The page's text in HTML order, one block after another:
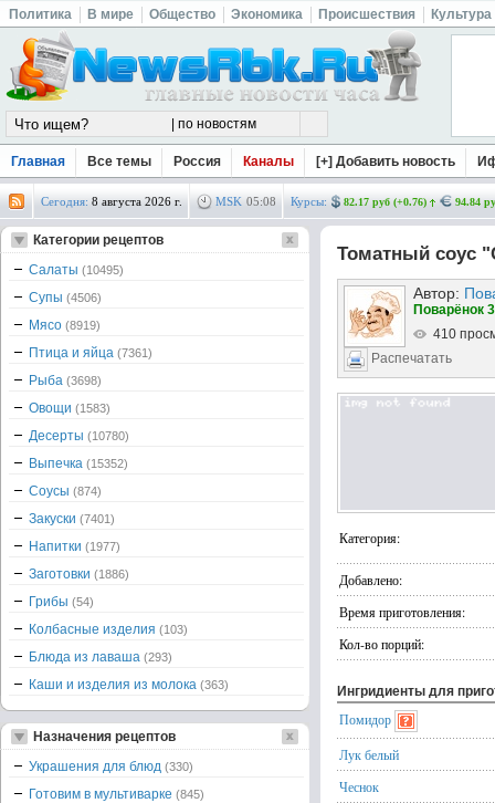
Политика В мире Общество Экономика Происшествия Культура
Главная Все темы Россия Каналы [+] Добавить новость
Сегодня: 8 августа 2026 г. MSK 05:08 Курсы: 82.17 руб (+0.76) 94.84
Томатный соус
Автор:
Поварёнок
410
Распечатать
Категория:
Добавлено:
Время приготовления:
Кол-во порций:
Ингридиенты для
Помидор
Лук белый
Чеснок
Категории рецептов
Салаты (10495)
Супы (4506)
Мясо (8919)
Птица и яйца (7361)
Рыба (3698)
Овощи (1583)
Десерты (10780)
Выпечка (15352)
Соусы (874)
Закуски (7401)
Напитки (1977)
Заготовки (1886)
Грибы (54)
Колбасные изделия (103)
Блюда из лаваша (293)
Каши и изделия из молока (363)
Назначения рецептов
Украшения для блюд (330)
Готовим в мультиварке (845)